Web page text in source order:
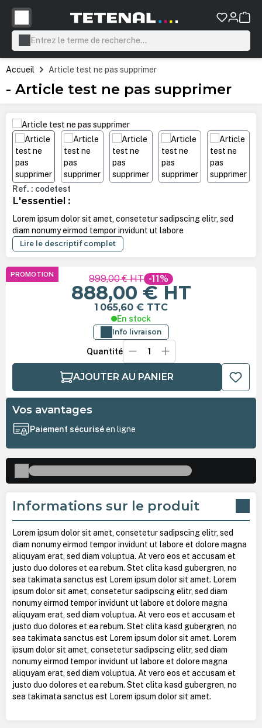
principal
Accueil Article test ne pas supprimer
- Article test ne pas supprimer
Ignorer la galerie d'images
Ref. : codetest
L'essentiel :
Lorem ipsum dolor sit amet, consetetur sadipscing elitr, sed
diam nonumy eirmod tempor invidunt ut labore
Lire le descriptif complet
PROMOTION 999,00 €HT -11%
888,00 €HT
1 065,60 € TTC
En stock
Info livraison
Quantité
AJOUTER AU PANIER
Vos avantages
Paiement sécuriséen ligne
Informations sur le produit
Lorem ipsum dolor sit amet, consetetur sadipscing elitr, sed
diam nonumy eirmod tempor invidunt ut labore et dolore magna
aliquyam erat, sed diam voluptua. At vero eos et accusam et
justo duo dolores et ea rebum. Stet clita kasd gubergren, no
sea takimata sanctus est Lorem ipsum dolor sit amet. Lorem
ipsum dolor sit amet, consetetur sadipscing elitr, sed diam
nonumy eirmod tempor invidunt ut labore et dolore magna
aliquyam erat, sed diam voluptua. At vero eos et accusam et
justo duo dolores et ea rebum. Stet clita kasd gubergren, no
sea takimata sanctus est Lorem ipsum dolor sit amet. Lorem
ipsum dolor sit amet, consetetur sadipscing elitr, sed diam
nonumy eirmod tempor invidunt ut labore et dolore magna
aliquyam erat, sed diam voluptua. At vero eos et accusam et
justo duo dolores et ea rebum. Stet clita kasd gubergren, no
sea takimata sanctus est Lorem ipsum dolor sit amet.